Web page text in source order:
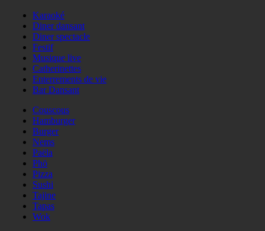
Karaoké
Diner dansant
Diner spectacle
Festif
Musique live
Catherinettes
Enterrements de vie
Bar Dansant
Couscous
Hamburger
Burger
Nems
Paëla
Phö
Pizza
Sushi
Tajine
Tapas
Wok